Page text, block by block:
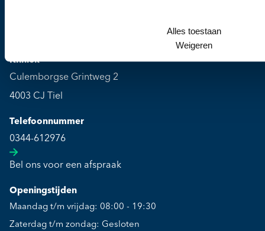
Alles toestaan
Weigeren
Kliniek
Culemborgse Grintweg 2
4003 CJ Tiel
Telefoonnummer
0344-612976
Bel ons voor een afspraak
Openingstijden
Maandag t/m vrijdag: 08:00 - 19:30
Zaterdag t/m zondag: Gesloten